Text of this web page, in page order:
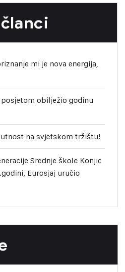
mi je nova energija,
obilježio godinu
na svjetskom tržištu!
Srednje škole Konjic
Eurosjaj uručio